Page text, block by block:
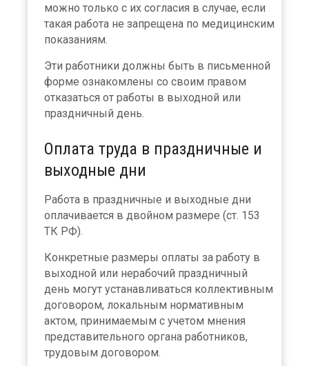
можно только с их согласия в случае, если
такая работа не запрещена по медицинским
показаниям.
Эти работники должны быть в письменной
форме ознакомлены со своим правом
отказаться от работы в выходной или
праздничный день.
Оплата труда в праздничные и
выходные дни
Работа в праздничные и выходные дни
оплачивается в двойном размере (ст. 153
ТК РФ).
Конкретные размеры оплаты за работу в
выходной или нерабочий праздничный
день могут устанавливаться коллективным
договором, локальным нормативным
актом, принимаемым с учетом мнения
представительного органа работников,
трудовым договором.